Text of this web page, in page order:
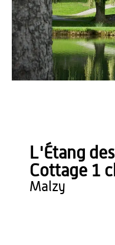
L'étang des sources de Malzy
L'Étang
Cottage 1
malzy